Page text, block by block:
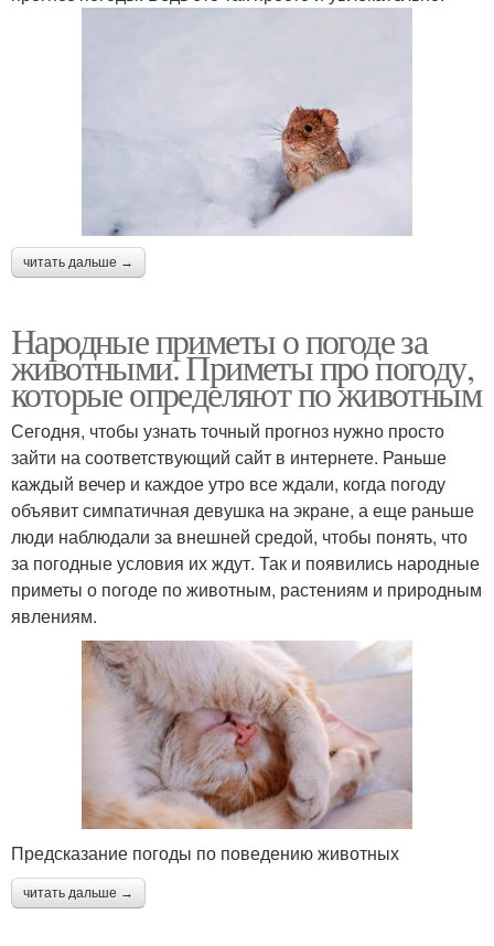
читать дальше →
Народные приметы о погоде за
животными. Приметы про погоду,
которые определяют по животным
Сегодня, чтобы узнать точный прогноз нужно просто
зайти на соответствующий сайт в интернете. Раньше
каждый вечер и каждое утро все ждали, когда погоду
объявит симпатичная девушка на экране, а еще раньше
люди наблюдали за внешней средой, чтобы понять, что
за погодные условия их ждут. Так и появились народные
приметы о погоде по животным, растениям и природным
явлениям.
Предсказание погоды по поведению животных
читать дальше →